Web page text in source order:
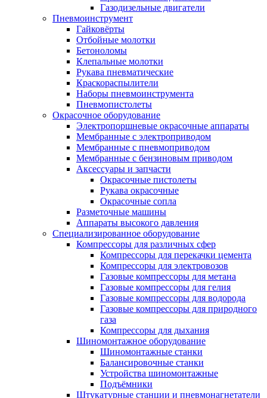
Газодизельные двигатели
Пневмоинструмент
Гайковёрты
Отбойные молотки
Бетоноломы
Клепальные молотки
Рукава пневматические
Краскораспылители
Наборы пневмоинструмента
Пневмопистолеты
Окрасочное оборудование
Электропоршневые окрасочные аппараты
Мембранные с электроприводом
Мембранные с пневмоприводом
Мембранные с бензиновым приводом
Аксессуары и запчасти
Окрасочные пистолеты
Рукава окрасочные
Окрасочные сопла
Разметочные машины
Аппараты высокого давления
Специализированное оборудование
Компрессоры для различных сфер
Компрессоры для перекачки цемента
Компрессоры для электровозов
Газовые компрессоры для метана
Газовые компрессоры для гелия
Газовые компрессоры для водорода
Газовые компрессоры для природного
газа
Компрессоры для дыхания
Шиномонтажное оборудование
Шиномонтажные станки
Балансировочные станки
Устройства шиномонтажные
Подъёмники
Штукатурные станции и пневмонагнетатели